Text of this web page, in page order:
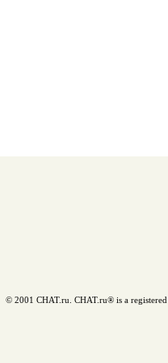
© 2001 CHAT.ru. CHAT.ru® is a